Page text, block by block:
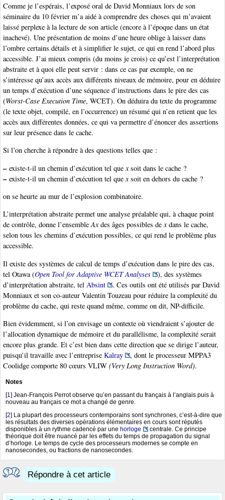
Comme je l’espérais, l’exposé oral de David Monniaux lors de son
séminaire du 10 février m’a aidé à comprendre des choses qui m’avaient
laissé perplexe à la lecture de son article (encore à l’époque dans un état
inachevé). Une présentation de moins d’une heure oblige à laisser dans
l’ombre certains détails et à simplifier le sujet, ce qui en rend l’abord plus
accessible. J’ai mieux compris (du moins je crois) ce qu’est l’interprétation
abstraite et à quoi elle peut servir : dans ce cas par exemple, on ne
s’intéresse qu’aux accès aux différents niveaux de mémoire, pour en déduire
un temps d’exécution d’une séquence d’instructions dans le pire des cas
(Worst-Case Execution Time, WCET). On déduira du texte du programme
(le texte objet, compilé, en l’occurrence) un résumé qui n’en retient que les
accès aux différentes données, ce qui va permettre d’énoncer des assertions
sur leur présence dans le cache.
Si l’on cherche à répondre à des questions telles que :
–existe-t-il un chemin d’exécution tel que xsoit dans le cache ?
–existe-t-il un chemin d’exécution tel que xsoit en dehors du cache ?
on se heurte au mur de l’explosion combinatoire.
L’interprétation abstraite permet une analyse préalable qui, à chaque point
de contrôle, donne l’ensembleAxdes âges possibles dexdans le cache,
selon tous les chemins d’exécution possibles, ce qui rend le problème plus
accessible.
Il existe des systèmes de calcul de temps d’exécution dans le pire des cas,
tel Otawa (Open Tool for Adaptive WCET Analyses
), des systèmes
d’interprétation abstraite, tel Absint
. Ces outils ont été utilisés par David
Monniaux et son co-auteur Valentin Touzeau pour réduire la complexité du
problème du cache, qui reste quand même, comme on dit, NP-difficile.
Bien évidemment, si l’on envisage un contexte où viendraient s’ajouter de
l’allocation dynamique de mémoire et du parallélisme, la complexité serait
encore plus grande. Et c’est bien dans cette direction que se dirige l’auteur,
puisqu’il travaille avec l’entreprise Kalray
, dont le processeur MPPA3
Coolidge comporte 80 cœurs VLIW (Very Long Instruction Word).
Notes
[1 ] Jean-François Perrot observe qu’en passant du français à l’anglais puis à
nouveau au français ce mot a changé de genre.
[2] La plupart des processeurs contemporains sont synchrones, c’est-à-dire que
les résultats des diverses opérations élémentaires en cours sont réputés
disponibles à un rythme cadencé par une horloge
centrale. Ce principe
théorique doit être nuancé par les effets du temps de propagation du signal
d’horloge. Le temps de cycle des processeurs modernes se compte en
nanosecondes, ou fractions de nanosecondes.
Répondre à cet article